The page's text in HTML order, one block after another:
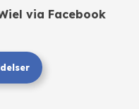
via Facebook